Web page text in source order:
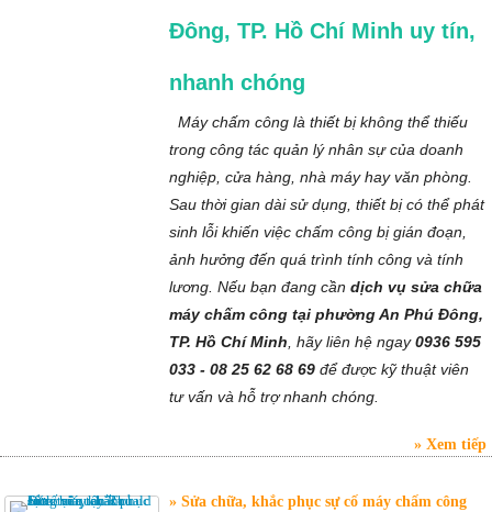
Đông, TP. Hồ Chí Minh uy tín,
nhanh chóng
Máy chấm công là thiết bị không thể thiếu
trong công tác quản lý nhân sự của doanh
nghiệp, cửa hàng, nhà máy hay văn phòng.
Sau thời gian dài sử dụng, thiết bị có thể phát
sinh lỗi khiến việc chấm công bị gián đoạn,
ảnh hưởng đến quá trình tính công và tính
lương. Nếu bạn đang cầndịch vụ sửa chữa
máy chấm công tại phường An Phú Đông,
TP. Hồ Chí Minh , hãy liên hệ ngay0936 595
033 - 08 25 62 68 69 để được kỹ thuật viên
tư vấn và hỗ trợ nhanh chóng.
Xem tiếp
Sửa chữa, khắc phục sự cố máy chấm công